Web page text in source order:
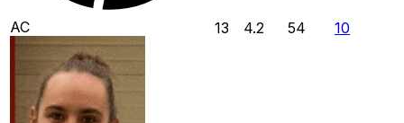
AC 13 4.2 54 10